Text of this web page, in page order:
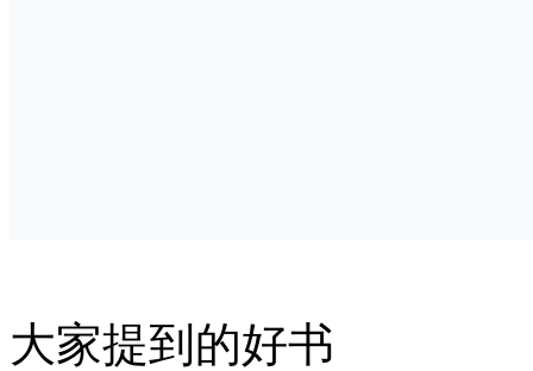
大家提到的好书